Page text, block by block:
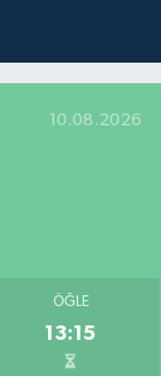
10.08.2026
ÖĞLE
13:15